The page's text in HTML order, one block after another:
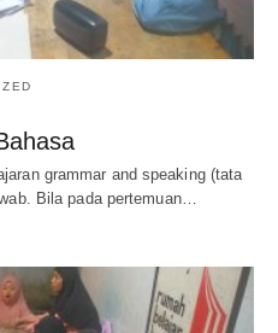
grammar and speaking (tata
Bila pada pertemuan…